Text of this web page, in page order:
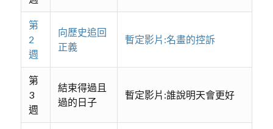
第
2
週
向歷史追回
正義
暫定影片:名畫的控訴
第
3
週
結束得過且
過的日子
暫定影片:誰說明天會更好